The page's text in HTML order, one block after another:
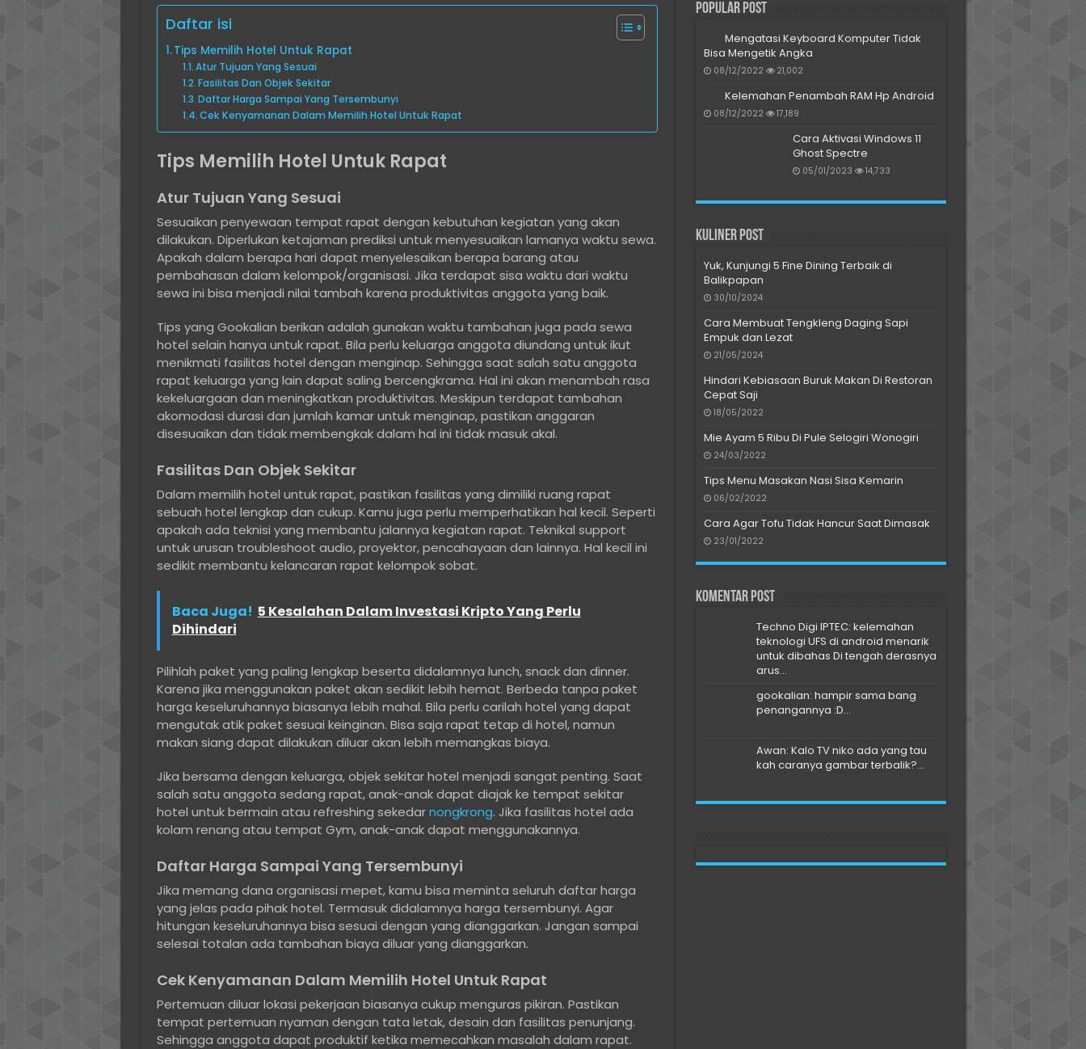
Daftar isi
Tips Memilih Hotel Untuk Rapat
Atur Tujuan Yang Sesuai
Fasilitas Dan Objek Sekitar
Daftar Harga Sampai Yang Tersembunyi
Cek Kenyamanan Dalam Memilih Hotel Untuk Rapat
Tips Memilih Hotel Untuk Rapat
Atur Tujuan Yang Sesuai
Sesuaikan penyewaan tempat rapat dengan kebutuhan kegiatan yang akan
dilakukan. Diperlukan ketajaman prediksi untuk menyesuaikan lamanya waktu sewa.
Apakah dalam berapa hari dapat menyelesaikan berapa barang atau
pembahasan dalam kelompok/organisasi. Jika terdapat sisa waktu dari waktu
sewa ini bisa menjadi nilai tambah karena produktivitas anggota yang baik.
Tips yang Gookalian berikan adalah gunakan waktu tambahan juga pada sewa
hotel selain hanya untuk rapat. Bila perlu keluarga anggota diundang untuk ikut
menikmati fasilitas hotel dengan menginap. Sehingga saat salah satu anggota
rapat keluarga yang lain dapat saling bercengkrama. Hal ini akan menambah rasa
kekeluargaan dan meningkatkan produktivitas. Meskipun terdapat tambahan
akomodasi durasi dan jumlah kamar untuk menginap, pastikan anggaran
disesuaikan dan tidak membengkak dalam hal ini tidak masuk akal.
Fasilitas Dan Objek Sekitar
Dalam memilih hotel untuk rapat, pastikan fasilitas yang dimiliki ruang rapat
sebuah hotel lengkap dan cukup. Kamu juga perlu memperhatikan hal kecil. Seperti
apakah ada teknisi yang membantu jalannya kegiatan rapat. Teknikal support
untuk urusan troubleshoot audio, proyektor, pencahayaan dan lainnya. Hal kecil ini
sedikit membantu kelancaran rapat kelompok sobat.
Baca Juga! 5 Kesalahan Dalam Investasi Kripto Yang Perlu
Dihindari
Pilihlah paket yang paling lengkap beserta didalamnya lunch, snack dan dinner.
Karena jika menggunakan paket akan sedikit lebih hemat. Berbeda tanpa paket
harga keseluruhannya biasanya lebih mahal. Bila perlu carilah hotel yang dapat
mengutak atik paket sesuai keinginan. Bisa saja rapat tetap di hotel, namun
makan siang dapat dilakukan diluar akan lebih memangkas biaya.
Jika bersama dengan keluarga, objek sekitar hotel menjadi sangat penting. Saat
salah satu anggota sedang rapat, anak-anak dapat diajak ke tempat sekitar
hotel untuk bermain atau refreshing sekedarnongkrong. Jika fasilitas hotel ada
kolam renang atau tempat Gym, anak-anak dapat menggunakannya.
Daftar Harga Sampai Yang Tersembunyi
Jika memang dana organisasi mepet, kamu bisa meminta seluruh daftar harga
yang jelas pada pihak hotel. Termasuk didalamnya harga tersembunyi. Agar
hitungan keseluruhannya bisa sesuai dengan yang dianggarkan. Jangan sampai
selesai totalan ada tambahan biaya diluar yang dianggarkan.
Cek Kenyamanan Dalam Memilih Hotel Untuk Rapat
Pertemuan diluar lokasi pekerjaan biasanya cukup menguras pikiran. Pastikan
tempat pertemuan nyaman dengan tata letak, desain dan fasilitas penunjang.
Sehingga anggota dapat produktif ketika memecahkan masalah dalam rapat.
Popular Post
Mengatasi Keyboard Komputer Tidak
Bisa Mengetik Angka
08/12/2022 21,002
Kelemahan Penambah RAM Hp Android
08/12/2022 17,189
Cara Aktivasi Windows 11
Ghost Spectre
05/01/2023 14,733
Kuliner Post
Yuk, Kunjungi 5 Fine Dining Terbaik di
Balikpapan
30/10/2024
Cara Membuat Tengkleng Daging Sapi
Empuk dan Lezat
21/05/2024
Hindari Kebiasaan Buruk Makan Di Restoran
Cepat Saji
18/05/2022
Mie Ayam 5 Ribu Di Pule Selogiri Wonogiri
24/03/2022
Tips Menu Masakan Nasi Sisa Kemarin
06/02/2022
Cara Agar Tofu Tidak Hancur Saat Dimasak
23/01/2022
Komentar Post
Techno Digi IPTEC: kelemahan
teknologi UFS di android menarik
untuk dibahas Di tengah derasnya
arus...
gookalian: hampir sama bang
penangannya :D...
Awan: Kalo TV niko ada yang tau
kah caranya gambar terbalik?...